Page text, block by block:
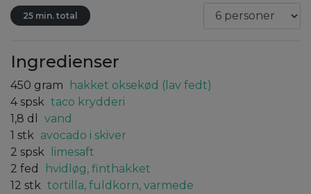
25 min. total
Ingredienser
450 gram
hakket oksekød (lav fedt)
4 spsk taco krydderi
1,8 dl
vand
1 stk avocado i skiver
2 spsk
limesaft
2 fed
hvidløg, finthakket
12 stk tortilla, fuldkorn, varmede